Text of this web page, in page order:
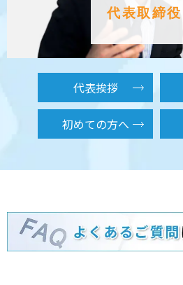
代表取締役
代表挨拶
初めての方へ